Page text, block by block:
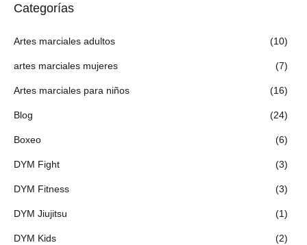
Categorías
Artes marciales adultos (10)
artes marciales mujeres (7)
Artes marciales para niños (16)
Blog (24)
Boxeo (6)
DYM Fight (3)
DYM Fitness (3)
DYM Jiujitsu (1)
DYM Kids (2)